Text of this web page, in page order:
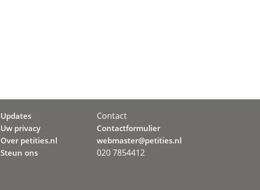
Updates
Uw privacy
Over petities.nl
Steun ons
Contact
Contactformulier
webmaster@petities.nl
020 7854412